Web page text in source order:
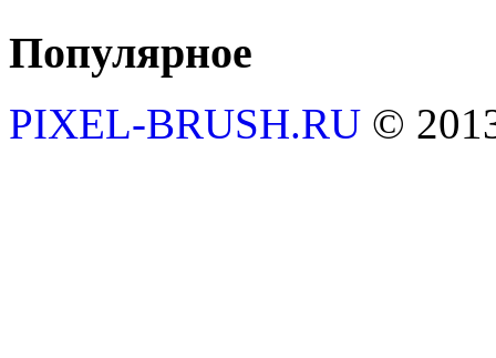
Популярное
PIXEL-BRUSH.RU ©